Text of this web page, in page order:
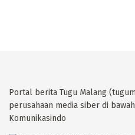
Portal berita Tugu Malang
perusahaan media siber di
Komunikasindo